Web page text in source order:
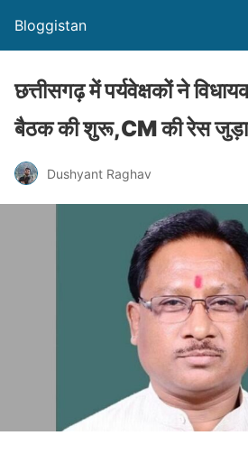
Bloggistan
छत्तीसगढ़ में पर्यवेक्षकों ने
बैठक की शुरू,CM की रेस जुड़ा
Dushyant Raghav